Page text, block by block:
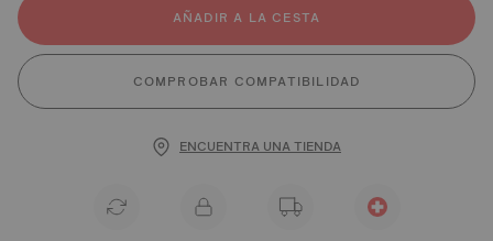
AÑADIR A LA CESTA
COMPROBAR COMPATIBILIDAD
ENCUENTRA UNA TIENDA